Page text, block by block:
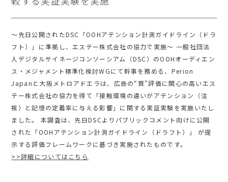
～先日公開されたDSC「OOHアテンション計測ガイドライン（ドラ
フト）」に準拠し、エステー株式会社の協力で実施～ 一般社団法
人デジタルサイネージコンソーシアム（DSC）のOOHオーディエン
ス・メジャメント標準化検討WGにて幹事を務める、Perion
Japanと大阪メトロアドエラは、広告の“質”評価に関心の高いエス
テー株式会社の協力を得て「接触環境の違いがアテンション（注
視）と記憶の定着率に与える影響」に関する実証実験を実施いたし
ました。 本調査は、先日DSCよりパブリックコメント向けに公開
された「OOHアテンション計測ガイドライン（ドラフト）」 が提
示する評価フレームワークに基づき実施されたものです。
>>詳細についてはこちら